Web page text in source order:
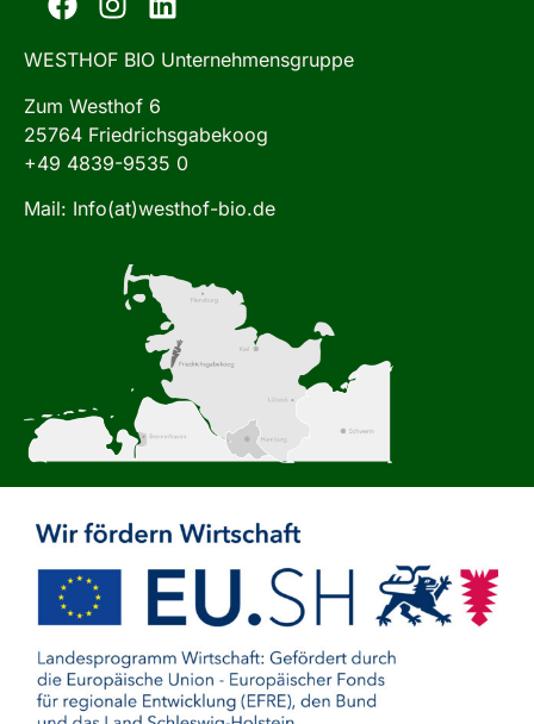
WESTHOF BIO Unternehmensgruppe
Zum Westhof 6
25764 Friedrichsgabekoog
+49 4839-9535 0
Mail: Info(at)westhof-bio.de